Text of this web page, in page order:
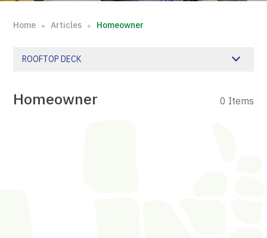
Home ∘ Articles ∘ Homeowner
ROOFTOP DECK
Homeowner 0 Items